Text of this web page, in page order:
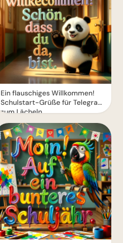
Ein flauschiges Willkommen!
Schulstart-Grüße für Telegram
zum Lächeln